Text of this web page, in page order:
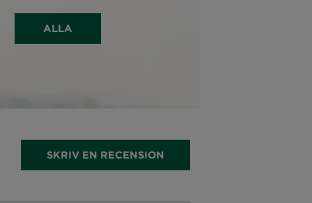
ALLA
SKRIV EN RECENSION